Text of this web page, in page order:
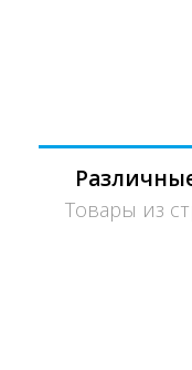
Товары из